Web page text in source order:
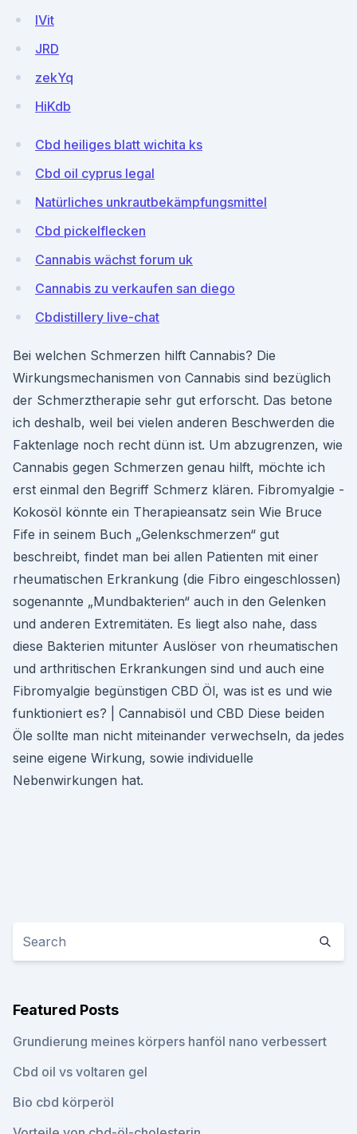
lVit
JRD
zekYq
HiKdb
Cbd heiliges blatt wichita ks
Cbd oil cyprus legal
Natürliches unkrautbekämpfungsmittel
Cbd pickelflecken
Cannabis wächst forum uk
Cannabis zu verkaufen san diego
Cbdistillery live-chat
Bei welchen Schmerzen hilft Cannabis? Die
Wirkungsmechanismen von Cannabis sind bezüglich
der Schmerztherapie sehr gut erforscht. Das betone
ich deshalb, weil bei vielen anderen Beschwerden die
Faktenlage noch recht dünn ist. Um abzugrenzen, wie
Cannabis gegen Schmerzen genau hilft, möchte ich
erst einmal den Begriff Schmerz klären. Fibromyalgie -
Kokosöl könnte ein Therapieansatz sein Wie Bruce
Fife in seinem Buch „Gelenkschmerzen“ gut
beschreibt, findet man bei allen Patienten mit einer
rheumatischen Erkrankung (die Fibro eingeschlossen)
sogenannte „Mundbakterien“ auch in den Gelenken
und anderen Extremitäten. Es liegt also nahe, dass
diese Bakterien mitunter Auslöser von rheumatischen
und arthritischen Erkrankungen sind und auch eine
Fibromyalgie begünstigen CBD Öl, was ist es und wie
funktioniert es? | Cannabisöl und CBD Diese beiden
Öle sollte man nicht miteinander verwechseln, da jedes
seine eigene Wirkung, sowie individuelle
Nebenwirkungen hat.
Featured Posts
Grundierung meines körpers hanföl nano verbessert
Cbd oil vs voltaren gel
Bio cbd körperöl